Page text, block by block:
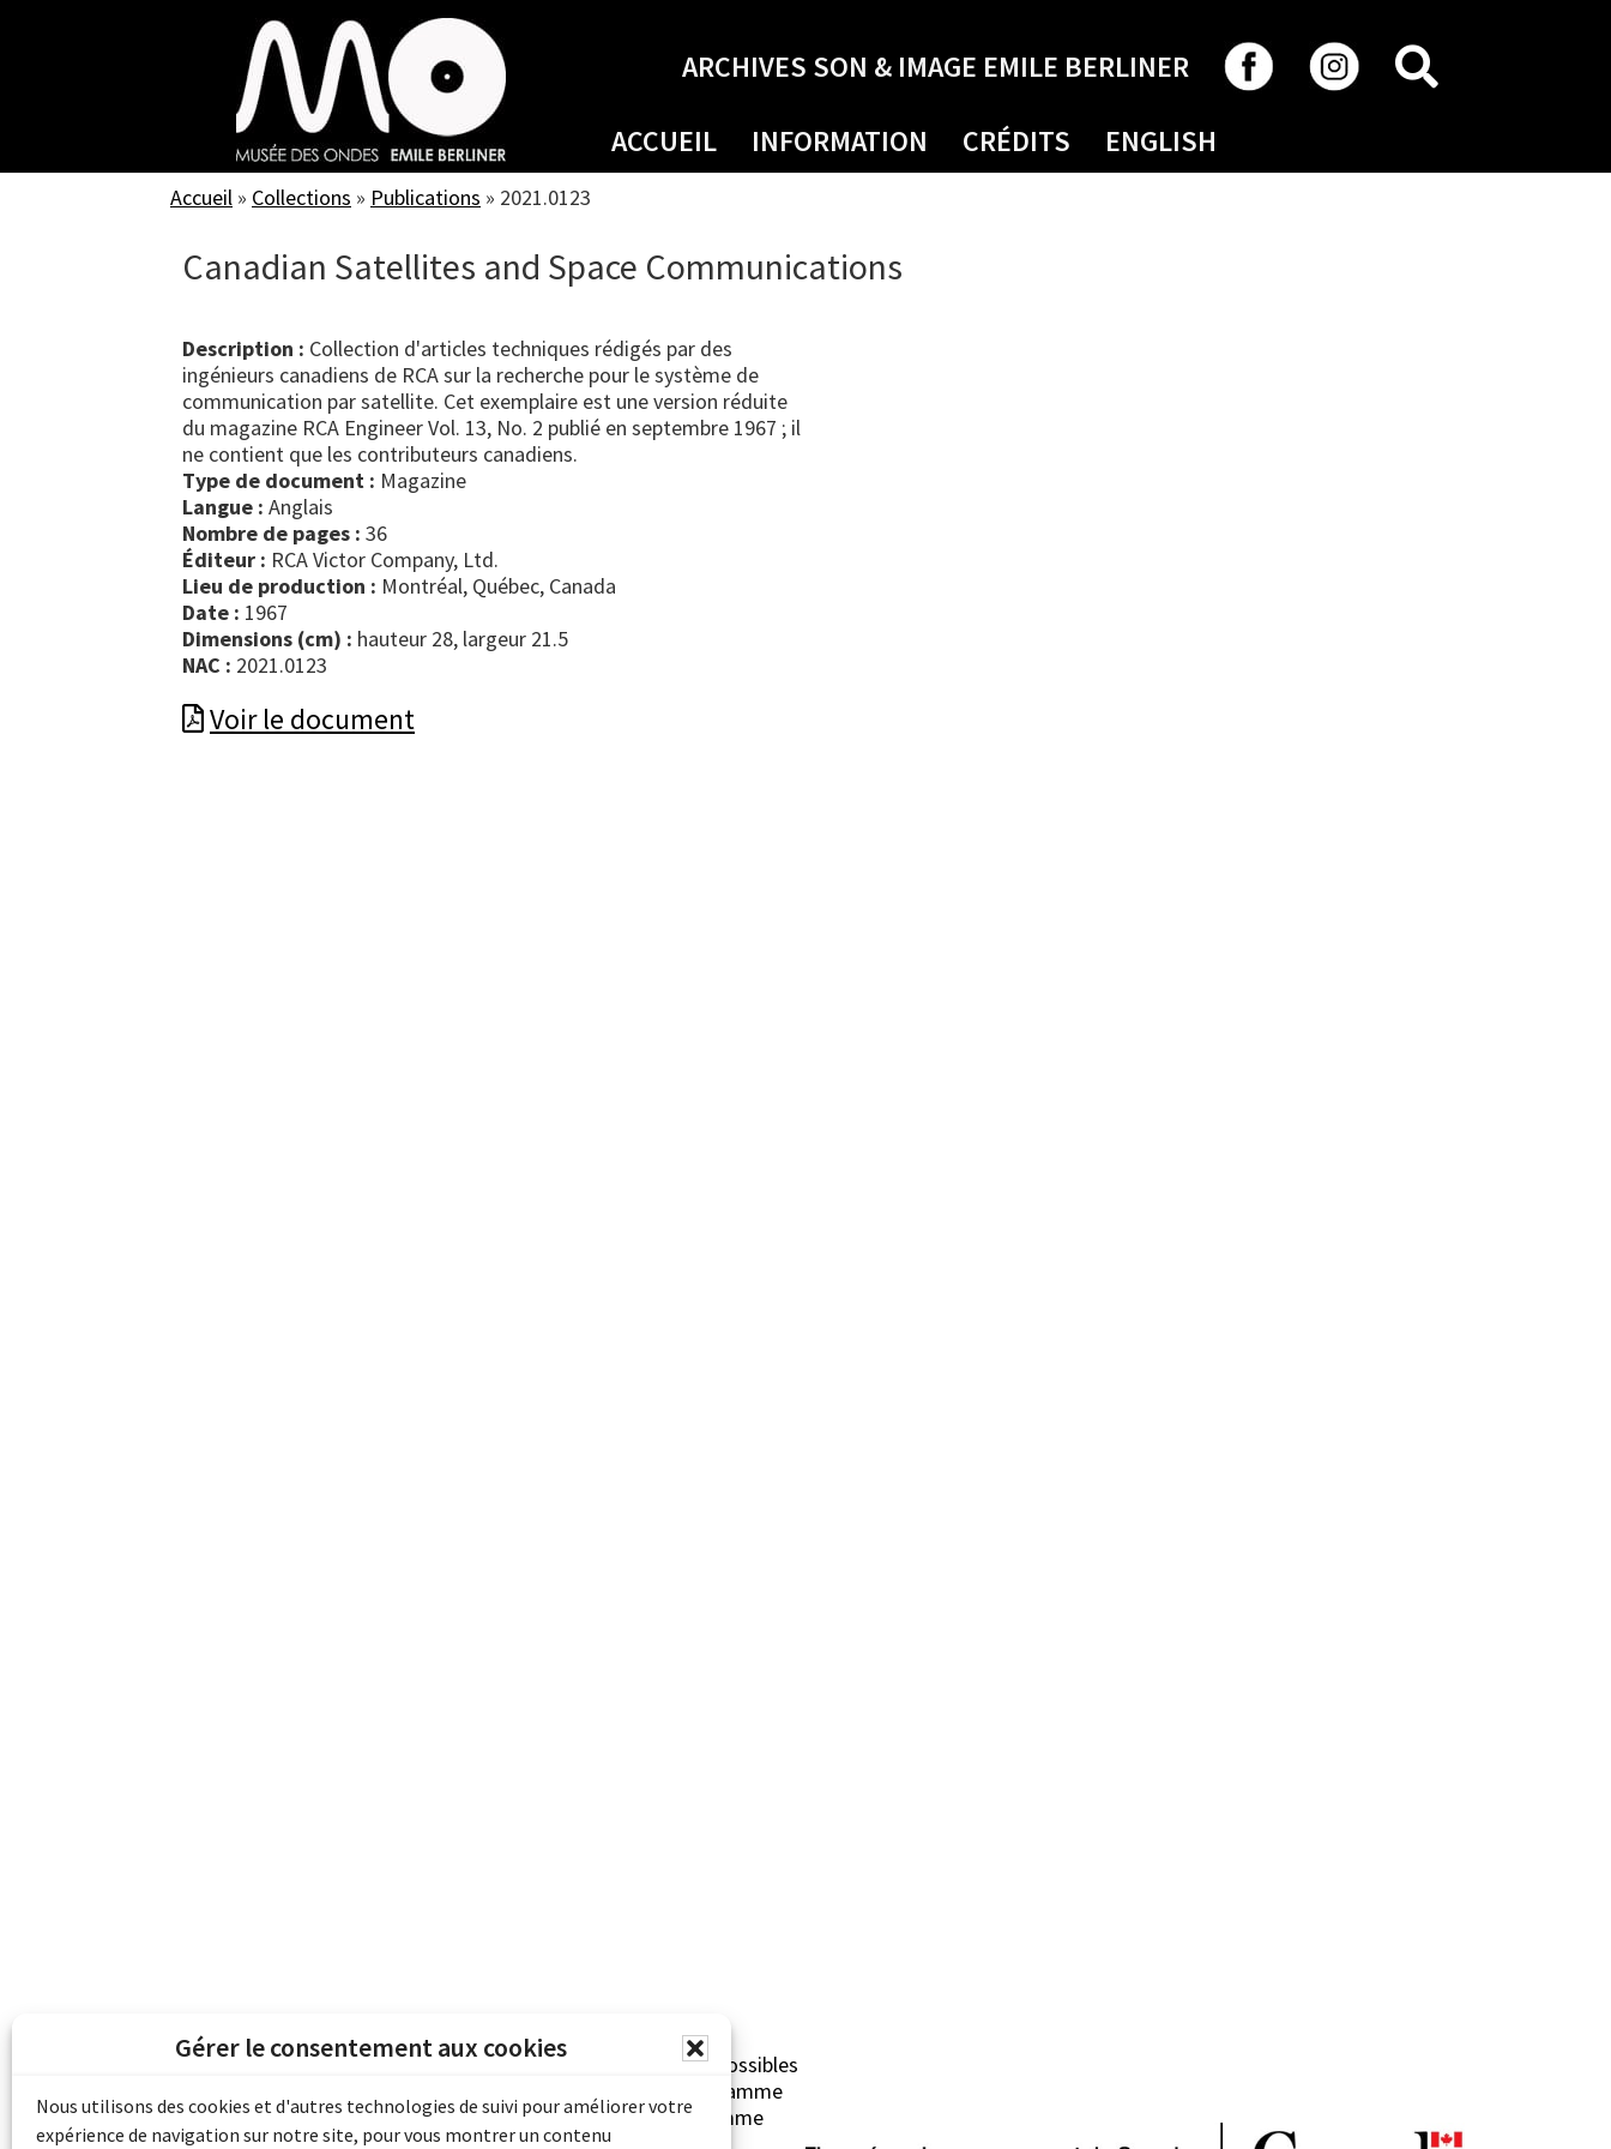
Gérer le consentement aux cookies
Nous utilisons des cookies et d'autres technologies de suivi pour améliorer votre
expérience de navigation sur notre site, pour vous montrer un contenu
ARCHIVES SON & IMAGE EMILE BERLINER
ACCUEIL INFORMATION CRÉDITS ENGLISH
Accueil » Collections » Publications » 2021.0123
Canadian Satellites and Space Communications
Description : Collection d'articles techniques rédigés par des
ingénieurs canadiens de RCA sur la recherche pour le système de
communication par satellite. Cet exemplaire est une version réduite
du magazine RCA Engineer Vol. 13, No. 2 publié en septembre 1967 ; il
ne contient que les contributeurs canadiens.
Type de document :
magazine
Langue : Anglais
Nombre de pages : 36
Éditeur : RCA Victor Company, Ltd.
Lieu de production : Montréal, Québec, Canada
Date : 1967
Dimensions (cm) : hauteur 28, largeur 21.5
NAC : 2021.0123
Voir le document
Les archives du son et de l'image d'Emile Berliner sont rendues possibles
grâce au financement de Bibliothèque et Archives Canada (Programme
pour les collectivités du patrimoine documentaire) et du Programme